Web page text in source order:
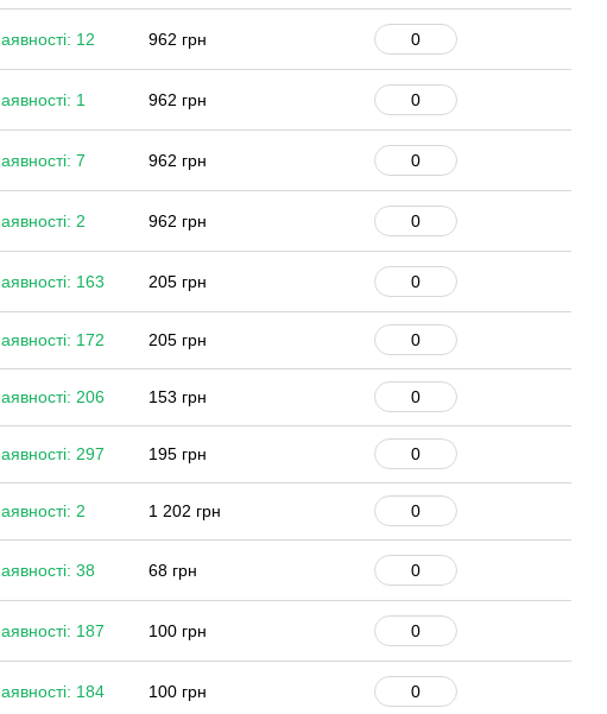
12 962 грн
1 962 грн
7 962 грн
2 962 грн
163 205 грн
172 205 грн
206 153 грн
297 195 грн
2 1 202 грн
38 68 грн
187 100 грн
184 100 грн